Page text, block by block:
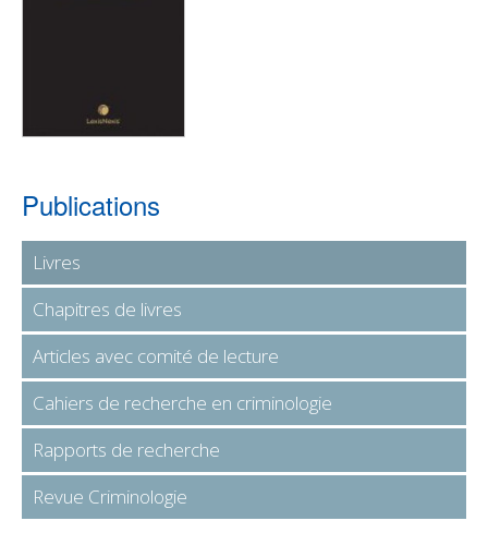
Publications
Livres
Chapitres de livres
Articles avec comité de lecture
Cahiers de recherche en criminologie
Rapports de recherche
Revue Criminologie